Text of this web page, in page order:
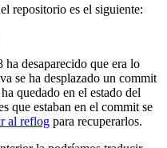
repositorio es el siguiente:
desaparecido que era lo
se ha desplazado un commit
quedado en el estado del
que estaban en el commit se
al reflog para recuperarlos.